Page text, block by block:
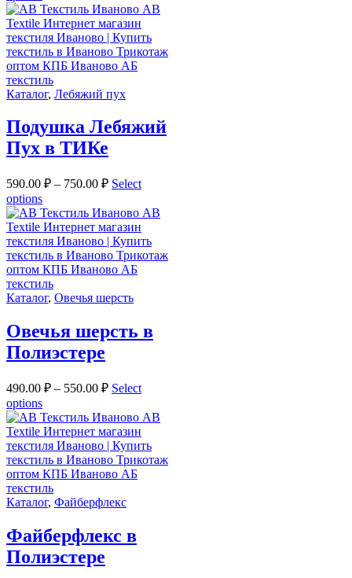
Каталог, Лебяжий пух
Подушка Лебяжий
Пух в ТИКе
590.00 ₽ – 750.00 ₽ Select
options
Каталог, Овечья шерсть
Овечья шерсть в
Полиэстере
490.00 ₽ – 550.00 ₽ Select
options
Каталог, Файберфлекс
Файберфлекс в
Полиэстере